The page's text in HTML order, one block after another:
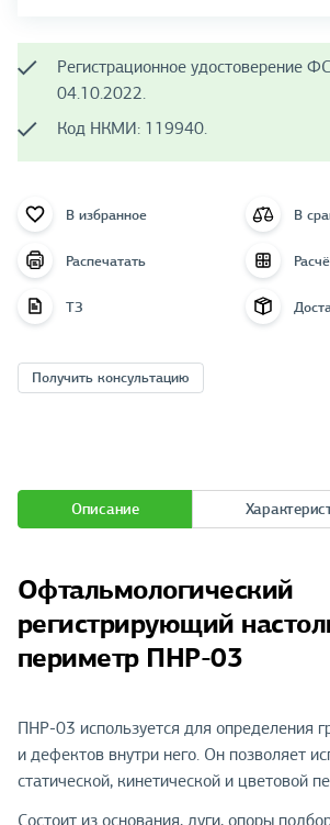
Регистрационное удостоверение
04.10.2022.
Код НКМИ: 119940.
В избранное В
Распечатать
ТЗ
Получить консультацию
Описание
Офтальмологический
регистрирующий
периметр ПНР-03
ПНР-03 используется для определения
и дефектов внутри него. Он позволяет
статической, кинетической и цветовой
Состоит из основания, дуги, опоры